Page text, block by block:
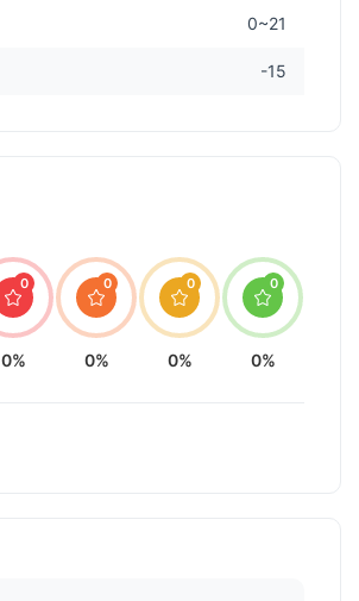
0~21
-15
0
0%
0
0%
0
0%
0
0%